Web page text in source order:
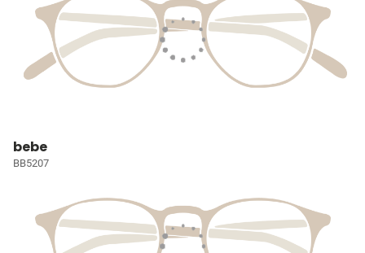
bebe
BB5207